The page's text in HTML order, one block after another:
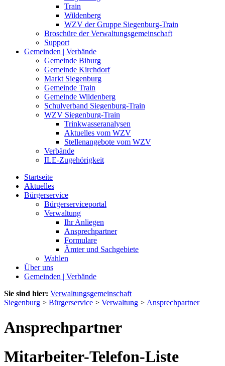
Train
Wildenberg
WZV der Gruppe Siegenburg-Train
Broschüre der Verwaltungsgemeinschaft
Support
Gemeinden | Verbände
Gemeinde Biburg
Gemeinde Kirchdorf
Markt Siegenburg
Gemeinde Train
Gemeinde Wildenberg
Schulverband Siegenburg-Train
WZV Siegenburg-Train
Trinkwasseranalysen
Aktuelles vom WZV
Stellenangebote vom WZV
Verbände
ILE-Zugehörigkeit
Startseite
Aktuelles
Bürgerservice
Bürgerserviceportal
Verwaltung
Ihr Anliegen
Ansprechpartner
Formulare
Ämter und Sachgebiete
Wahlen
Über uns
Gemeinden | Verbände
Sie sind hier: Verwaltungsgemeinschaft
Siegenburg > Bürgerservice > Verwaltung > Ansprechpartner
Ansprechpartner
Mitarbeiter-Telefon-Liste